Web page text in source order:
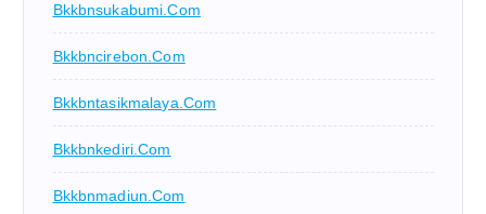
Bkkbnsukabumi.com
Bkkbncirebon.com
Bkkbntasikmalaya.com
Bkkbnkediri.com
Bkkbnmadiun.com